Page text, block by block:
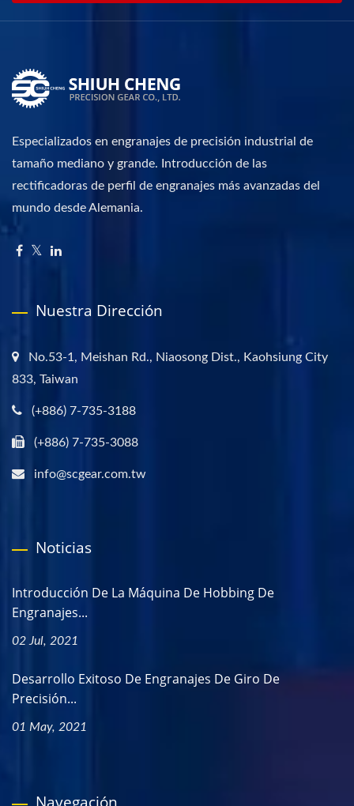
Especializados en engranajes de precisión industrial de
tamaño mediano y grande. Introducción de las
rectificadoras de perfil de engranajes más avanzadas del
mundo desde Alemania.
Nuestra Dirección
No.53-1, Meishan Rd., Niaosong Dist., Kaohsiung City
833, Taiwan
(+886) 7-735-3188
(+886) 7-735-3088
info@scgear.com.tw
Noticias
Introducción De La Máquina De Hobbing De
Engranajes...
02 Jul, 2021
Desarrollo Exitoso De Engranajes De Giro De
Precisión...
01 May, 2021
Navegación